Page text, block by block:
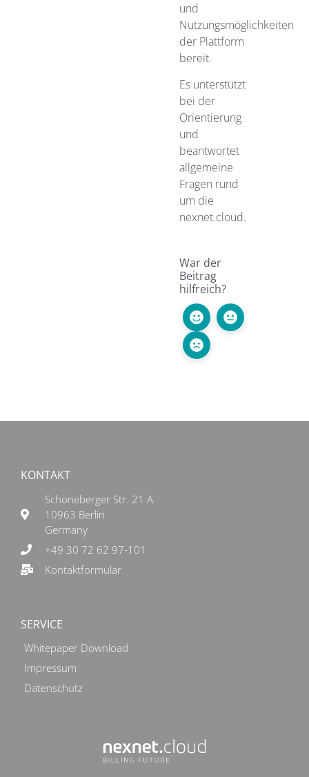
und
Nutzungsmöglichkeiten
der Plattform
bereit.
Es unterstützt
bei der
Orientierung
und
beantwortet
allgemeine
Fragen rund
um die
nexnet.cloud.
War der
Beitrag
hilfreich?
SERVICE
Whitepaper Download
Impressum
Datenschutz
KONTAKT
Schöneberger Str. 21 A
10963 Berlin
Germany
+49 30 72 62 97-101
Kontaktformular